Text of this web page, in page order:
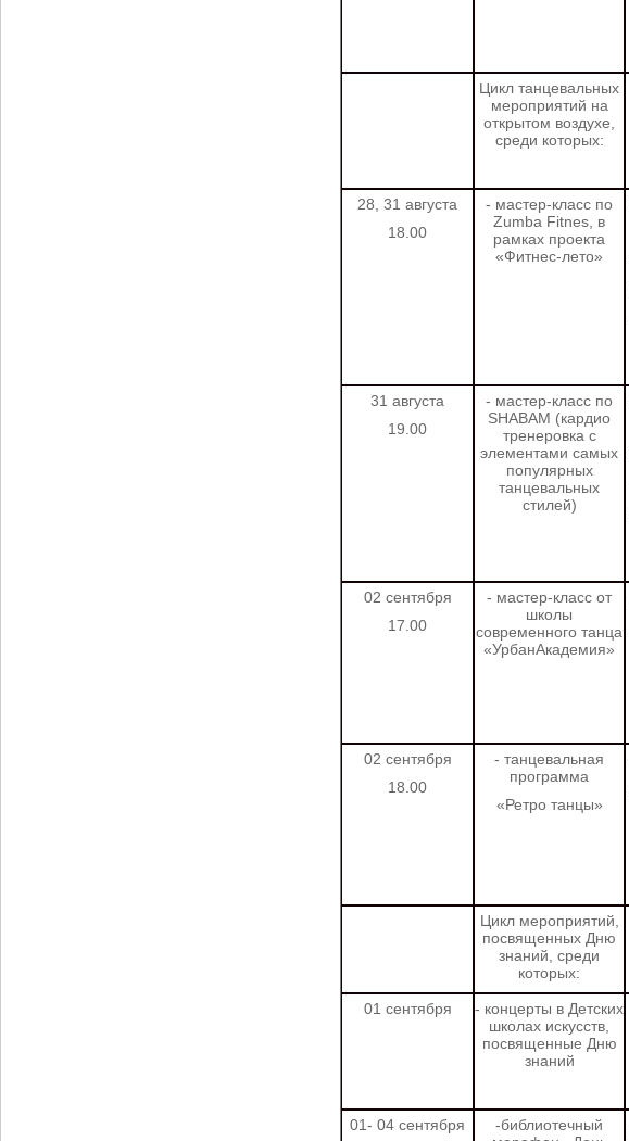
Цикл танцевальных
мероприятий на
открытом воздухе,
среди которых:
28, 31 августа
18.00
- мастер-класс по
Zumba Fitnes, в
рамках проекта
«Фитнес-лето»
31 августа
19.00
- мастер-класс по
SHABAM (кардио
тренеровка с
элементами самых
популярных
танцевальных
стилей)
02 сентября
17.00
- мастер-класс от
школы
современного танца
«УрбанАкадемия»
02 сентября
18.00
- танцевальная
программа
«Ретро танцы»
Цикл мероприятий,
посвященных Дню
знаний, среди
которых:
01 сентября
- концерты в Детских
школах искусств,
посвященные Дню
знаний
01- 04 сентября
-библиотечный